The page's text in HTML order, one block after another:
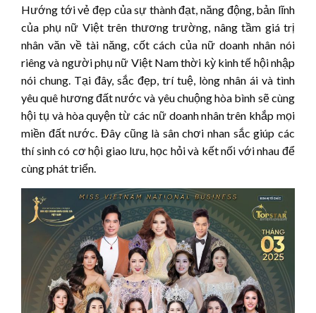
Hướng tới vẻ đẹp của sự thành đạt, năng động, bản lĩnh
của phụ nữ Việt trên thương trường, nâng tầm giá trị
nhân văn về tài năng, cốt cách của nữ doanh nhân nói
riêng và người phụ nữ Việt Nam thời kỳ kinh tế hội nhập
nói chung. Tại đây, sắc đẹp, trí tuệ, lòng nhân ái và tình
yêu quê hương đất nước và yêu chuộng hòa bình sẽ cùng
hội tụ và hòa quyện từ các nữ doanh nhân trên khắp mọi
miền đất nước. Đây cũng là sân chơi nhan sắc giúp các
thí sinh có cơ hội giao lưu, học hỏi và kết nối với nhau để
cùng phát triển.